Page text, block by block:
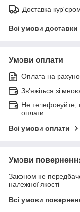
Доставка
Всі умови доставки
Умови оплати
Оплата на
Зв'яжіться зі
Не телефонуйте,
оплати
Всі умови оплати
Умови
Законом не
належної якості
Всі умови